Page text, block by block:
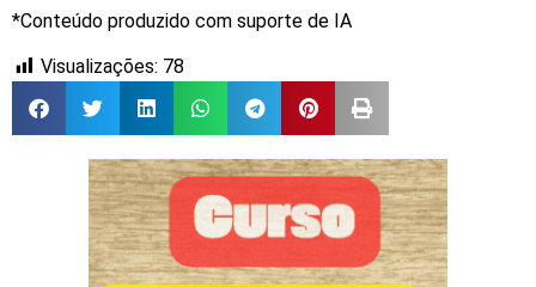
*Conteúdo produzido com suporte de IA
Visualizações: 78